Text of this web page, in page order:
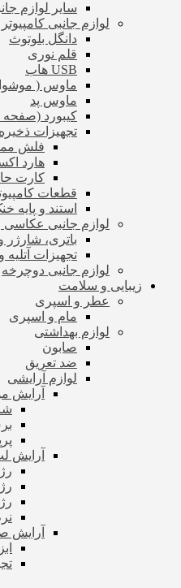
سایر لوازم
لوازم جانبی
دانگل بلوتوث
قلم نوری
USB هاب
ماوس (
ماوس پد
کیبورد (صفحه
تجهیزات
فلش
هارد
کارت
قطعات
استند و پایه
لوازم جانبی عکاسی
باتری، شارژر
تجهیزات آتلیه
لوازم جانبی دوچرخه
زیبایی و سلامت
عطر و اسپری
مام و اسپری
لوازم بهداشتی
صابون
ضد تعریق
لوازم آرایشی
آرایش
آرایش
آرایش